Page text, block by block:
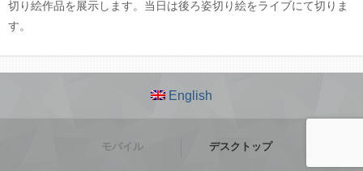
切り絵作品を展示します。当日は後ろ姿切り絵をライブにて切りま
す。
English
モバイル デスクトップ